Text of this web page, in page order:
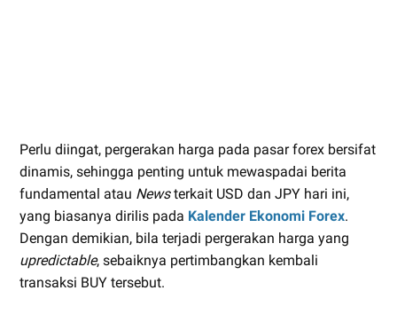
Perlu diingat, pergerakan harga pada pasar forex bersifat
dinamis, sehingga penting untuk mewaspadai berita
fundamental atau Newsterkait USD dan JPY hari ini,
yang biasanya dirilis pada Kalender Ekonomi Forex.
Dengan demikian, bila terjadi pergerakan harga yang
upredictable, sebaiknya pertimbangkan kembali
transaksi BUY tersebut.